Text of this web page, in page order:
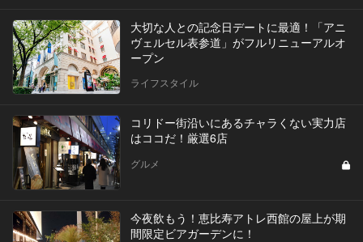
大切な人との記念日デートに最適！「アニ
ヴェルセル表参道」がフルリニューアルオ
ープン
ライフスタイル
コリドー街沿いにあるチャラくない実力店
はココだ！厳選6店
グルメ
今夜飲もう！恵比寿アトレ西館の屋上が期
間限定ビアガーデンに！